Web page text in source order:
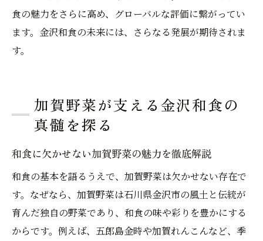
食の魅力をさらに高め、グローバルな評価に繋がってい
ます。金沢和食の未来には、さらなる発展が期待されま
す。
加賀野菜が支える金沢和食の
真髄を探る
和食に欠かせない加賀野菜の魅力を徹底解説
和食の基本を語るうえで、加賀野菜は欠かせない存在で
す。なぜなら、加賀野菜は石川県金沢市の風土と伝統が
育んだ独自の野菜であり、和食の味や彩りを豊かにする
からです。例えば、五郎島金時や加賀れんこんなど、季